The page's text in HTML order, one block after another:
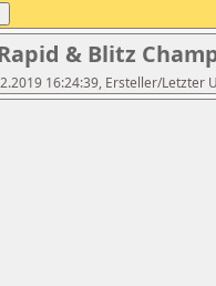
& Blitz
16:24:39, Ersteller/Letzter